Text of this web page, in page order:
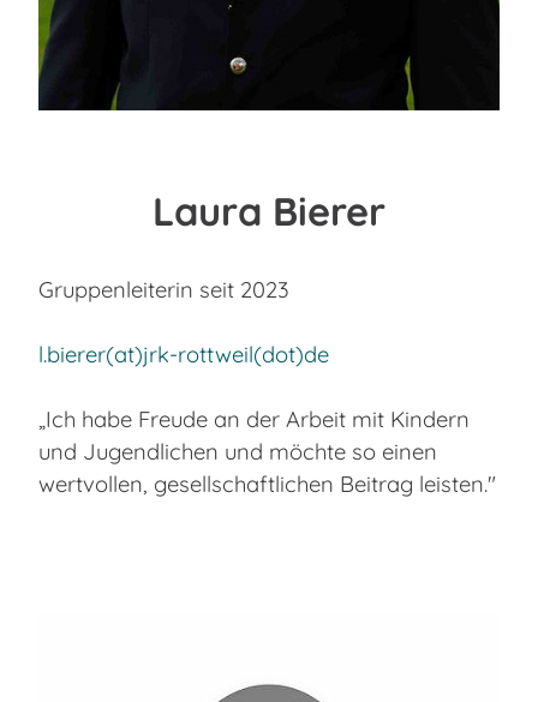
Laura Bierer
Gruppenleiterin seit 2023
l.bierer(at)jrk-rottweil(dot)de
„Ich habe Freude an der Arbeit mit Kindern
und Jugendlichen und möchte so einen
wertvollen, gesellschaftlichen Beitrag leisten."